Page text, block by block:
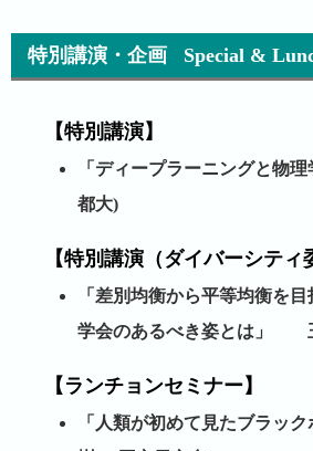
特別講演・企画 Special &
【特別講演】
「ディープラーニングと
都大)
【特別講演（ダイバーシティ
「差別均衡から平等均衡を
学会のあるべき姿とは」
【ランチョンセミナー】
「人類が初めて見たブラッ